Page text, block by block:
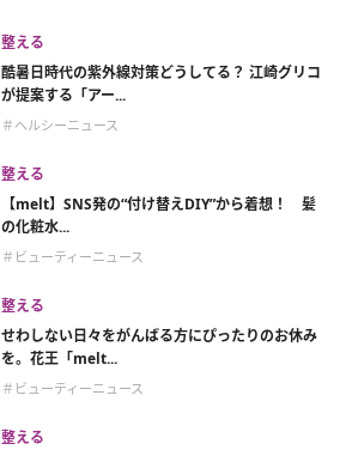
整える
酷暑日時代の紫外線対策どうしてる？ 江崎グリコ
が提案する「アー...
＃ヘルシーニュース
整える
【melt】SNS発の“付け替えDIY”から着想！ 髪
の化粧水...
＃ビューティーニュース
整える
せわしない日々をがんばる方にぴったりのお休み
を。花王「melt...
＃ビューティーニュース
整える